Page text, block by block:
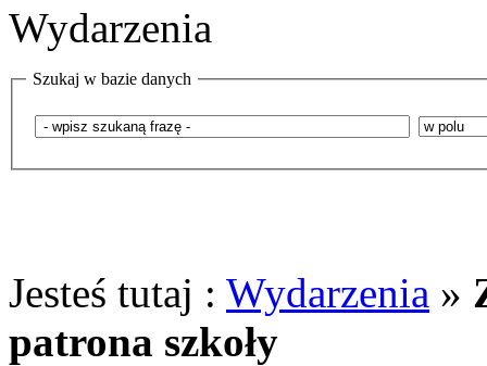
Wydarzenia
Szukaj w bazie danych
Jesteś tutaj : Wydarzenia »
patrona szkoły